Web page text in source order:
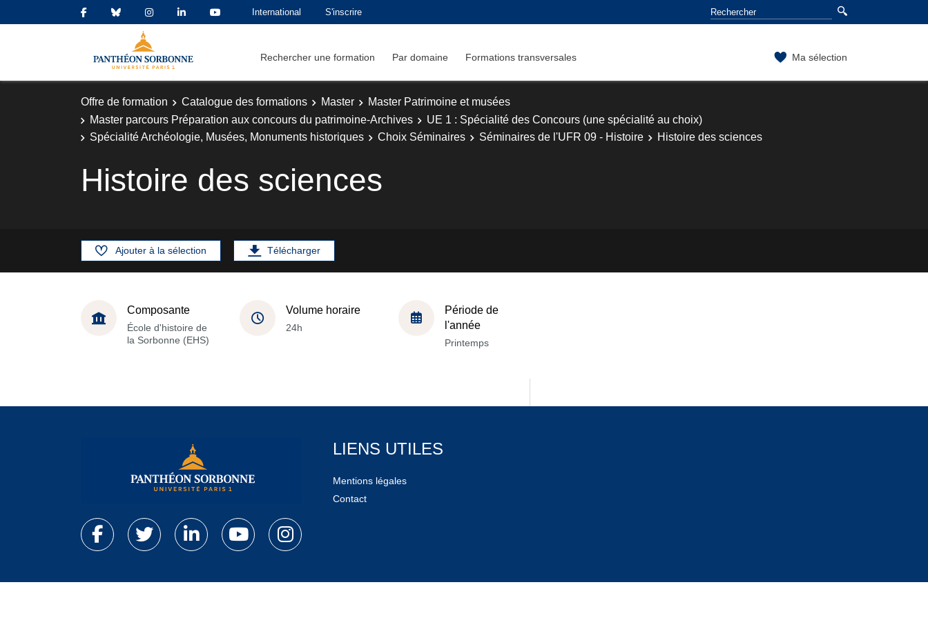
International S'inscrire
Rechercher une formation Par domaine Formations transversales Ma sélection
Offre de formation Catalogue des formations Master
Master Patrimoine et musées
Master parcours Préparation aux concours du patrimoine-Archives
UE 1 : Spécialité des Concours (une spécialité au choix)
Spécialité Archéologie, Musées, Monuments historiques
Choix Séminaires Séminaires de l'UFR 09 - Histoire Histoire des sciences
Histoire des sciences
Ajouter à la sélection Télécharger
Composante
École d'histoire de
la Sorbonne (EHS)
Volume horaire
24h
Période de
l'année
Printemps
LIENS UTILES
Mentions légales
Contact